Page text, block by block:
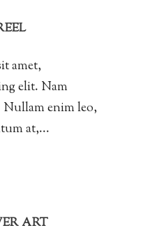
amet,
elit. Nam
enim leo,
at,...
ART